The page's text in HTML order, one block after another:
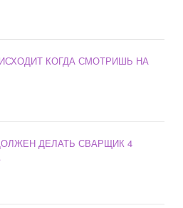
КОГДА СМОТРИШЬ НА
ДЕЛАТЬ СВАРЩИК 4